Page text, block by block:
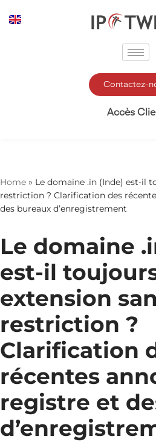
Contactez-
Accès
Home » Le domaine .in (Inde) est-il
restriction ? Clarification des
des bureaux d’enregistrement
Le domaine
est-il
extension
restriction ?
Clarification
récentes
registre et